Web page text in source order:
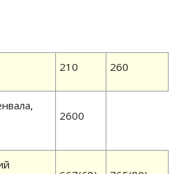
210 260
2600